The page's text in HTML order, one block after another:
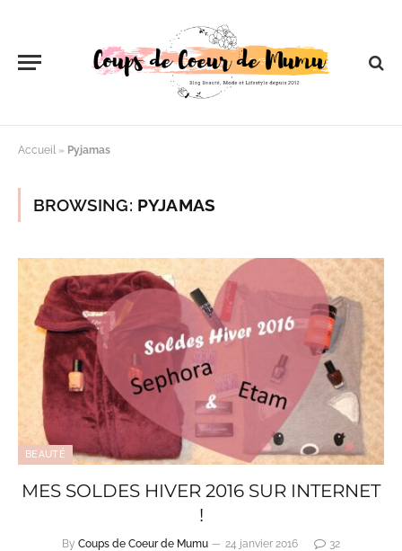
Accueil » Pyjamas
BROWSING: PYJAMAS
BEAUTÉ
MES SOLDES HIVER 2016 SUR INTERNET
!
By Coups de Coeur de Mumu 24 janvier 2016 32